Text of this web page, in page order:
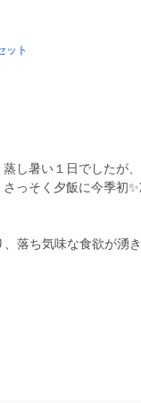
ット
し暑い１日でしたが
っそく夕飯に今季初
落ち気味な食欲が湧